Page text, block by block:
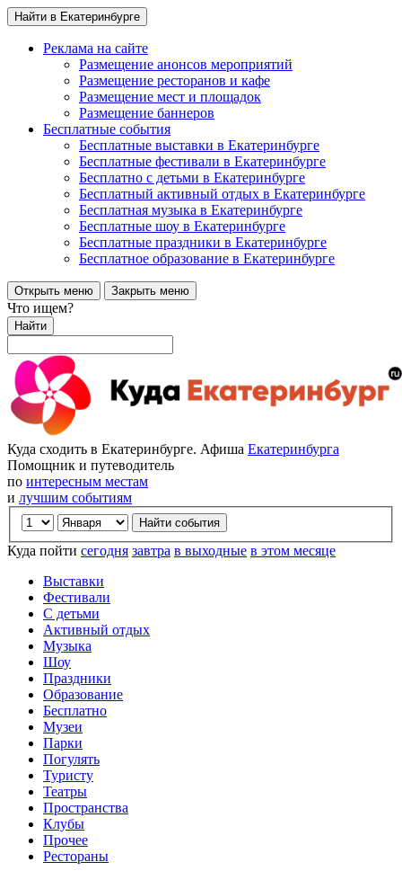
Найти в Екатеринбурге
Реклама на сайте
Размещение анонсов мероприятий
Размещение ресторанов и кафе
Размещение мест и площадок
Размещение баннеров
Бесплатные события
Бесплатные выставки в Екатеринбурге
Бесплатные фестивали в Екатеринбурге
Бесплатно с детьми в Екатеринбурге
Бесплатный активный отдых в Екатеринбурге
Бесплатная музыка в Екатеринбурге
Бесплатные шоу в Екатеринбурге
Бесплатные праздники в Екатеринбурге
Бесплатное образование в Екатеринбурге
Открыть меню Закрыть меню
Что ищем?
Найти
Куда сходить в Екатеринбурге. Афиша Екатеринбурга
Помощник и путеводитель
по интересным местам
и лучшим событиям
Куда пойти сегодня завтра в выходные в этом месяце
Выставки
Фестивали
С детьми
Активный отдых
Музыка
Шоу
Праздники
Образование
Бесплатно
Музеи
Парки
Погулять
Туристу
Театры
Пространства
Клубы
Прочее
Рестораны